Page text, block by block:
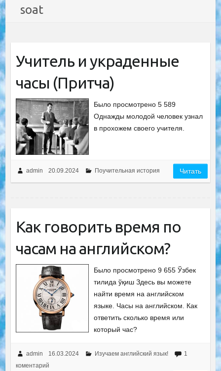
soat
Учитель и украденные
часы (Притча)
Было просмотрено 5 589
Однажды молодой человек узнал
в прохожем своего учителя.
admin 20.09.2024 Поучительная история Читать
Как говорить время по
часам на английском?
Было просмотрено 9 655 Ўзбек
тилида ўқиш Здесь вы можете
найти время на английском
языке. Часы на английском. Как
ответить сколько время или
который час?
admin 16.03.2024 Изучаем английский язык!
1
коментарий